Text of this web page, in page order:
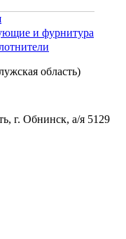
и фурнитура
область)
г. Обнинск, а/я 5129